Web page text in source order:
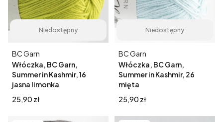
Niedostępny
Włóczka, BC Garn,
Summer in Kashmir, 16
jasna limonka
Producent
BC Garn
Cena
25,90 zł
Niedostępny
Włóczka, BC Garn,
Summer in Kashmir, 26
mięta
Producent
BC Garn
Cena
25,90 zł